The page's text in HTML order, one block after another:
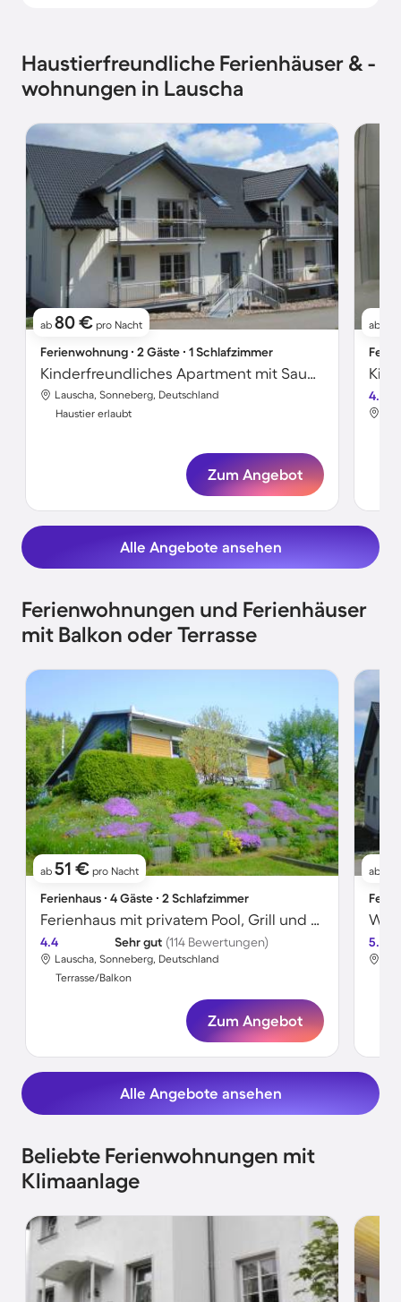
Haustierfreundliche Ferienhäuser & -
wohnungen in Lauscha
ab 80 € pro Nacht
Ferienwohnung ∙ 2 Gäste ∙ 1 Schlafzimmer
Kinderfreundliches Apartment mit Sauna und Garten | Bergblick | Haustierfreundlich
Lauscha, Sonneberg, Deutschland
Haustier erlaubt
Zum Angebot
ab
4.0
Alle Angebote ansehen
Ferienwohnungen und Ferienhäuser
mit Balkon oder Terrasse
ab 51 € pro Nacht
Ferienhaus ∙ 4 Gäste ∙ 2 Schlafzimmer
Ferienhaus mit privatem Pool, Grill und Terrasse | Bergblick
4.4 Sehr gut (114 Bewertungen)
Lauscha, Sonneberg, Deutschland
Terrasse/Balkon
Zum Angebot
ab
5.0
Alle Angebote ansehen
Beliebte Ferienwohnungen mit
Klimaanlage